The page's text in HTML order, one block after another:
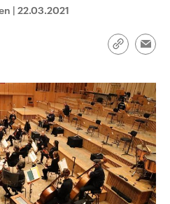
Podcasts
| 22.03.2021
Link